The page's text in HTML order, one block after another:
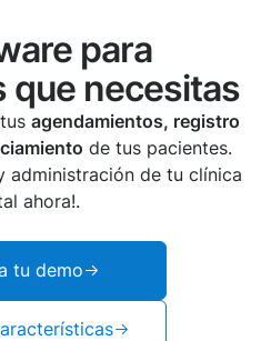
para
que necesitas
agendamientos, registro
de tus pacientes.
administración de tu clínica
ahora!.
tu demo